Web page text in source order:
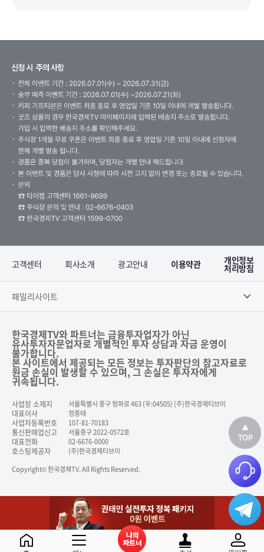
고객센터 회사소개 광고안내 이용약관 개인정보
처리방침
패밀리사이트
한국경제TV와 파트너는 금융투자업자가 아닌
유사투자자문업자로 개별적인 투자 상담과 자금 운영이
불가합니다.
본 사이트에서 제공되는 모든 정보는 투자판단의 참고자료로
원금 손실이 발생할 수 있으며, 그 손실은 투자자에게
귀속됩니다.
사업장 소재지 서울특별시 중구 청파로 463 (우:04505) (주)한국경제티브이
대표이사 정종태
사업자등록번호 107-81-70183
통신판매업신고 서울중구 2022-0572호
대표전화 02-6676-0000
호스팅제공자
(주)한국경제티브이
Copyright© 한국경제TV. All Rights Reserved.
닫기